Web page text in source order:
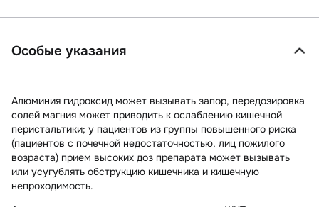
Особые указания
Алюминия гидроксид может вызывать запор, передозировка
солей магния может приводить к ослаблению кишечной
перистальтики; у пациентов из группы повышенного риска
(пациентов с почечной недостаточностью, лиц пожилого
возраста) прием высоких доз препарата может вызывать
или усугублять обструкцию кишечника и кишечную
непроходимость.